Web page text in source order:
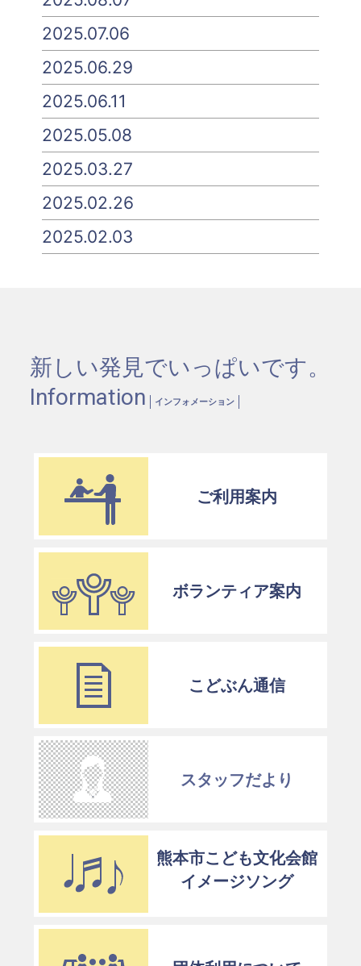
2025.07.06
2025.06.29
2025.06.11
2025.05.08
2025.03.27
2025.02.26
2025.02.03
新しい発見でいっぱいです。
Information
インフォメーション
ご利用案内
ボランティア案内
こどぶん通信
スタッフだより
熊本市こども文化会館
イメージソング